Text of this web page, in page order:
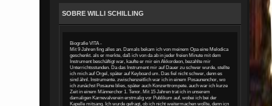
SOBRE WILLI SCHILLING
Biografie VITA -
Mit 9 Jahren fing alles an. Damals bekam ich von meinem Opa eine Melodica
geschenkt. als er merkte, daß ich von da ab in jeder freien Minute mit dem
Instrument beschäftigt war, kaufte er mir ein Akkordeon, bezahlte mir
Unterrichtsstunden. Da das Instrument mir auf Dauer zu schwer wurde, stellte
ich mich auf Orgel, später auf Keyboard um. Das fiel nicht schwer, denn es
sind ähnl. Instrumente. zwischenzeitlich war ich in einem Posaunenchor, wo
ich zunächst Posaune blies, später auch Konzerttrompete. auch war ich kurze
Zeit in einem Männerchor 1. Tenor. Mit 15 Jahren trat ich in unserem
damaligen Karnevalverein erstmalig vor Publikum auf, wobei ich bei der
Kapelle mitsang. Ich wurde gefragt, ob ich nicht weitermachen wollte, denn icn